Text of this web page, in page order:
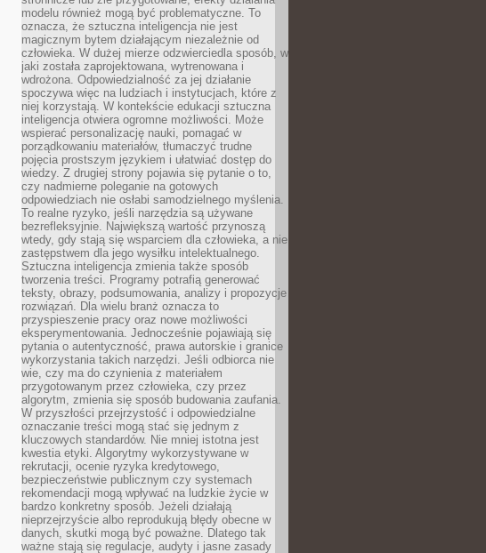
modelu również mogą być problematyczne. To
oznacza, że sztuczna inteligencja nie jest
magicznym bytem działającym niezależnie od
człowieka. W dużej mierze odzwierciedla sposób, w
jaki została zaprojektowana, wytrenowana i
wdrożona. Odpowiedzialność za jej działanie
spoczywa więc na ludziach i instytucjach, które z
niej korzystają. W kontekście edukacji sztuczna
inteligencja otwiera ogromne możliwości. Może
wspierać personalizację nauki, pomagać w
porządkowaniu materiałów, tłumaczyć trudne
pojęcia prostszym językiem i ułatwiać dostęp do
wiedzy. Z drugiej strony pojawia się pytanie o to,
czy nadmierne poleganie na gotowych
odpowiedziach nie osłabi samodzielnego myślenia.
To realne ryzyko, jeśli narzędzia są używane
bezrefleksyjnie. Największą wartość przynoszą
wtedy, gdy stają się wsparciem dla człowieka, a nie
zastępstwem dla jego wysiłku intelektualnego.
Sztuczna inteligencja zmienia także sposób
tworzenia treści. Programy potrafią generować
teksty, obrazy, podsumowania, analizy i propozycje
rozwiązań. Dla wielu branż oznacza to
przyspieszenie pracy oraz nowe możliwości
eksperymentowania. Jednocześnie pojawiają się
pytania o autentyczność, prawa autorskie i granice
wykorzystania takich narzędzi. Jeśli odbiorca nie
wie, czy ma do czynienia z materiałem
przygotowanym przez człowieka, czy przez
algorytm, zmienia się sposób budowania zaufania.
W przyszłości przejrzystość i odpowiedzialne
oznaczanie treści mogą stać się jednym z
kluczowych standardów. Nie mniej istotna jest
kwestia etyki. Algorytmy wykorzystywane w
rekrutacji, ocenie ryzyka kredytowego,
bezpieczeństwie publicznym czy systemach
rekomendacji mogą wpływać na ludzkie życie w
bardzo konkretny sposób. Jeżeli działają
nieprzejrzyście albo reprodukują błędy obecne w
danych, skutki mogą być poważne. Dlatego tak
ważne stają się regulacje, audyty i jasne zasady